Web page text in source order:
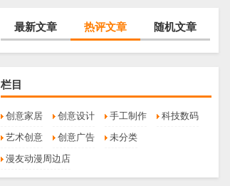
最新文章 热评文章 随机文章
栏目
创意家居 创意设计 手工制作
科技数码
艺术创意
创意广告
未分类
漫友动漫周边店